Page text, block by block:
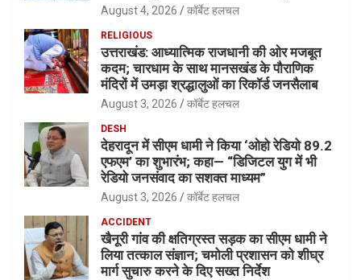
August 4, 2026 कॉर्बेट हलचल
RELIGIOUS
उत्तराखंड: आध्यात्मिक राजधानी की ओर मजबूत
कदम; चारधाम के साथ मानसखंड के पौराणिक
मंदिरों में उमड़ा श्रद्धालुओं का रिकॉर्ड जनसैलाब
August 3, 2026 कॉर्बेट हलचल
DESH
देहरादून में सीएम धामी ने किया ‘ओहो रेडियो 89.2
एफएम’ का शुभारंभ; कहा— “डिजिटल युग में भी
रेडियो जनसंवाद का सशक्त माध्यम”
August 3, 2026 कॉर्बेट हलचल
ACCIDENT
खैनूरी गांव की क्षतिग्रस्त सड़क का सीएम धामी ने
लिया तत्काल संज्ञान; चमोली प्रशासन को शीघ्र
मार्ग सुचारु करने के दिए सख्त निर्देश